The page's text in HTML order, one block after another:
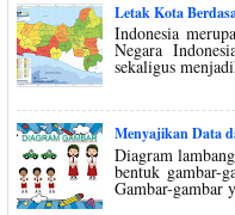
Letak Kota
Indonesia
Negara
sekaligus
Menyajikan Data
Diagram
bentuk gambar-
Gambar-gambar